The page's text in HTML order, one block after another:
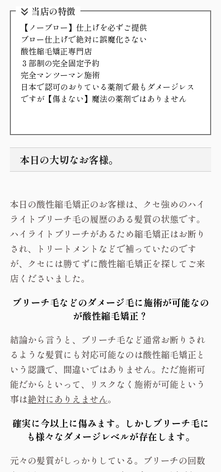
当店の特徴
【ノーブロー】仕上げを必ずご提供
ブロー仕上げで絶対に誤魔化さない
酸性縮毛矯正専門店
３部制の完全固定予約
完全マンツーマン施術
日本で認可のおりている薬剤で最もダメージレス
ですが【傷まない】魔法の薬剤ではありません
本日の大切なお客様。
本日の酸性縮毛矯正のお客様は、クセ強めのハイ
ライトブリーチ毛の履歴のある髪質の状態です。
ハイライトブリーチがあるため縮毛矯正はお断り
が、クセには勝てずに酸性縮毛矯正を探してご来